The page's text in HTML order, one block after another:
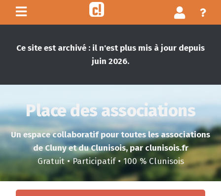
Ce site est archivé : il n'est plus mis à jour depuis
juin 2026.
Place des associations
Un espace collaboratif pour toutes les associations
de Cluny et du Clunisois, par clunisois.fr
Gratuit • Participatif • 100 % Clunisois